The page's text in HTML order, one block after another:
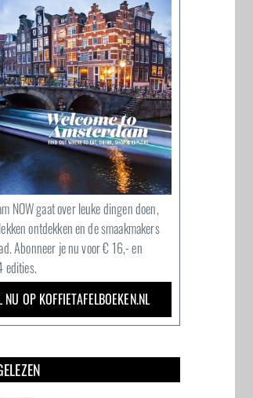
NOW gaat over leuke dingen doen,
ontdekken en de smaakmakers
Abonneer je nu voor € 16,- en
edities.
NU OP KOFFIETAFELBOEKEN.NL